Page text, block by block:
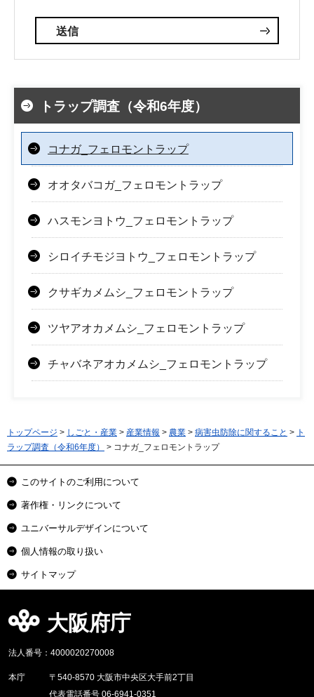
トラップ調査（令和6年度）
コナガ_フェロモントラップ
オオタバコガ_フェロモントラップ
ハスモンヨトウ_フェロモントラップ
シロイチモジヨトウ_フェロモントラップ
クサギカメムシ_フェロモントラップ
ツヤアオカメムシ_フェロモントラップ
チャバネアオカメムシ_フェロモントラップ
トップページ > しごと・産業 > 産業情報 > 農業 > 病害虫防除に関すること > ト
ラップ調査（令和6年度）
> コナガ_フェロモントラップ
このサイトのご利用について
著作権・リンクについて
ユニバーサルデザインについて
個人情報の取り扱い
サイトマップ
大阪府庁
法人番号：4000020270008
本庁
〒540-8570 大阪市中央区大手前2丁目
代表電話番号 06-6941-0351